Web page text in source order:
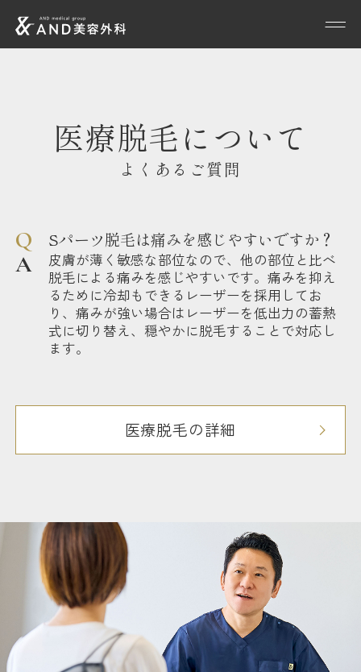
医療脱毛について
よくあるご質問
Sパーツ脱毛は痛みを感じやすいですか？
皮膚が薄く敏感な部位なので、他の部位と比べ
脱毛による痛みを感じやすいです。痛みを抑え
るために冷却もできるレーザーを採用してお
り、痛みが強い場合はレーザーを低出力の蓄熱
式に切り替え、穏やかに脱毛することで対応し
ます。
医療脱毛の詳細